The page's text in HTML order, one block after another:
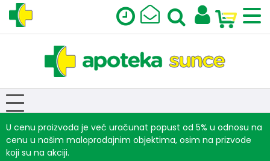
U cenu proizvoda je već uračunat popust od 5% u odnosu na
cenu u našim maloprodajnim objektima, osim na prizvode
koji su na akciji.